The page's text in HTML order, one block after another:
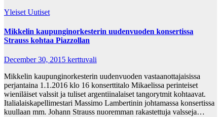
Yleiset Uutiset
Mikkelin kaupunginorkesterin uudenvuoden konsertissa
Strauss kohtaa Piazzollan
December 30, 2015 kerttuvali
Mikkelin kaupunginorkesterin uudenvuoden vastaanottajaisissa
perjantaina 1.1.2016 klo 16 konserttitalo Mikaelissa perinteiset
wieniläiset valssit ja tuliset argentiinalaiset tangorytmit kohtaavat.
Italialaiskapellimestari Massimo Lambertinin johtamassa konsertissa
kuullaan mm. Johann Strauss nuoremman rakastettuja valsseja…